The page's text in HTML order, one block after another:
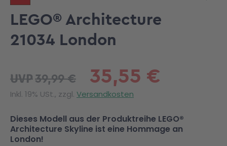
LEGO® Architecture
21034 London
35,55 €
UVP39,99 €
Inkl. 19% USt., zzgl. Versandkosten
Dieses Modell aus der Produktreihe LEGO®
Architecture Skyline ist eine Hommage an
London!